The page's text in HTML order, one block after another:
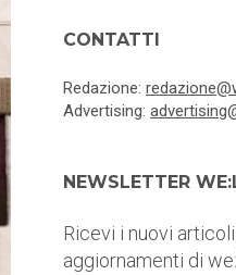
CONTATTI
Redazione:
Advertising:
NEWSLETTER
Ricevi i nuovi
aggiornamenti di